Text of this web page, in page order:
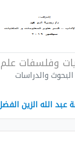
وفلسفات
البحوث والدراسات
عبد الله الزين